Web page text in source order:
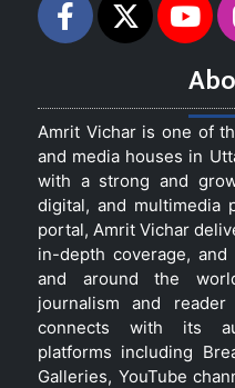
Amrit Vichar is one of
and media houses in
with a strong and
digital, and multimedia
portal, Amrit Vichar
in-depth coverage,
and around the
journalism and
connects with its
platforms including
Galleries, YouTube